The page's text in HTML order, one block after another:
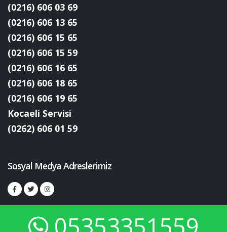
(0216) 606 03 69
(0216) 606 13 65
(0216) 606 15 65
(0216) 606 15 59
(0216) 606 16 65
(0216) 606 18 65
(0216) 606 19 65
Kocaeli Servisi
(0262) 606 01 59
Sosyal Medya Adreslerimiz